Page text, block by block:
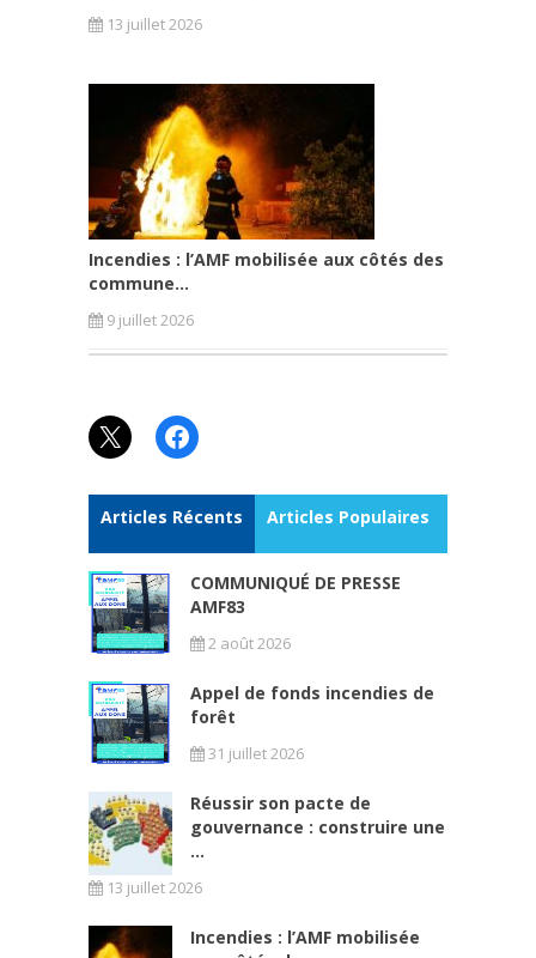
13 juillet 2026
Incendies : l’AMF mobilisée aux côtés des
commune...
9 juillet 2026
X Facebook
Articles Récents Articles Populaires
COMMUNIQUÉ DE PRESSE
AMF83
2 août 2026
Appel de fonds incendies de
forêt
31 juillet 2026
Réussir son pacte de
gouvernance : construire une
...
13 juillet 2026
Incendies : l’AMF mobilisée